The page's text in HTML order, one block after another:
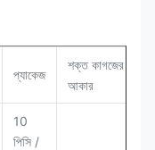
প্যাকেজ
শক্ত কাগজের
আকার
10
পিসি /